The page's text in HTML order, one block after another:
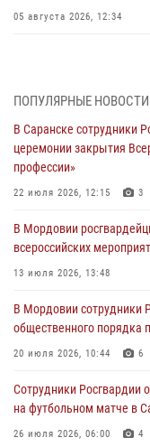
05 августа 2026, 12:34
05 августа 2026, 09:04 4
Помощь из Мордовии
разрешительной работы
зону СВО
04 августа 2026, 11:13
Сотрудники Росгвардии
республиканских
04 августа 2026, 08:27
В Саранске
«отдых» на лавочке
04 августа 2026, 07:06
В Саранске сотрудники
нанесение побоев
03 августа 2026, 08:58
ПОПУЛЯРНЫЕ НОВОСТИ
В Саранске сотрудники
церемонии закрытия
профессии»
22 июля 2026, 12:15 3
В Мордовии
всероссийских
13 июля 2026, 13:48
В Мордовии сотрудники
общественного порядка
20 июля 2026, 10:44 6
Сотрудники Росгвардии
на футбольном матче в
26 июля 2026, 06:00 4